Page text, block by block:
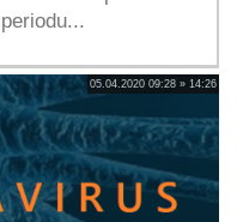
05.04.2020 09:28 » 14:26